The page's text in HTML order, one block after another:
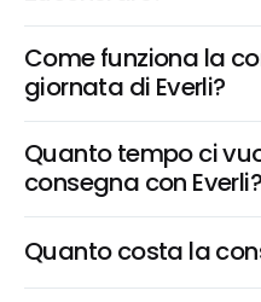
Come funziona la
giornata di Everli?
Quanto tempo ci
consegna con Everli?
Quanto costa la